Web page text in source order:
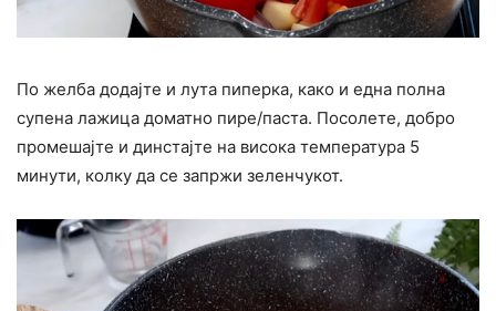
По желба додајте и лута пиперка, како и една полна
супена лажица доматно пире/паста. Посолете, добро
промешајте и динстајте на висока температура 5
минути, колку да се запржи зеленчукот.